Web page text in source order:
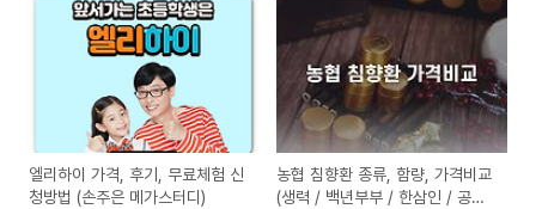
엘리하이 가격, 후기, 무료체험 신
청방법 (손주은 메가스터디)
농협 침향환 종류, 함량, 가격비교
(생력 / 백년부부 / 한삼인 / 공력